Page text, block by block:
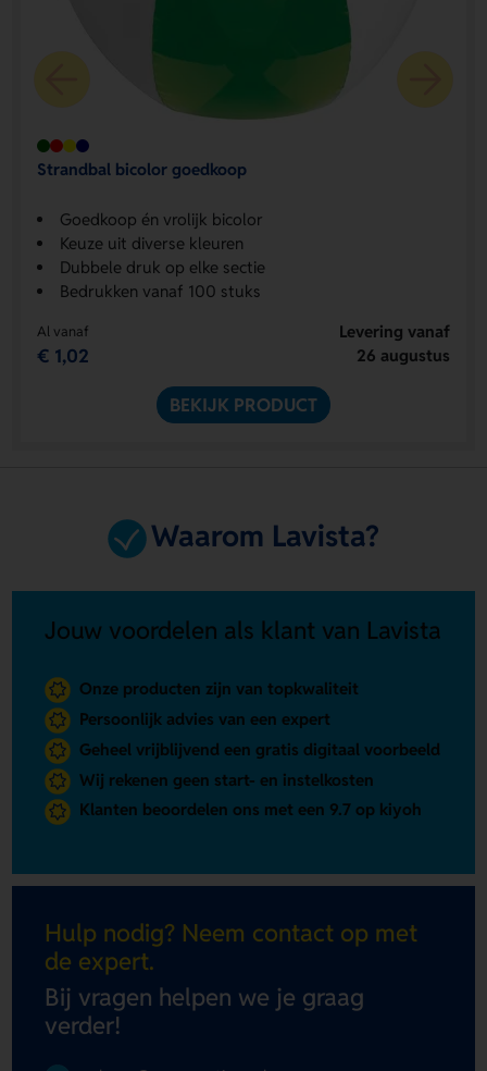
Strandbal bicolor goedkoop
Goedkoop én vrolijk bicolor
Keuze uit diverse kleuren
Dubbele druk op elke sectie
Bedrukken vanaf 100 stuks
Al vanaf
€ 1,02
Levering vanaf
26 augustus
BEKIJK PRODUCT
Waarom Lavista?
Jouw voordelen als klant van Lavista
Onze producten zijn van topkwaliteit
Persoonlijk advies van een expert
Geheel vrijblijvend een gratis digitaal voorbeeld
Wij rekenen geen start- en instelkosten
Klanten beoordelen ons met een 9.7 op kiyoh
Hulp nodig? Neem contact op met
de expert.
Bij vragen helpen we je graag
verder!